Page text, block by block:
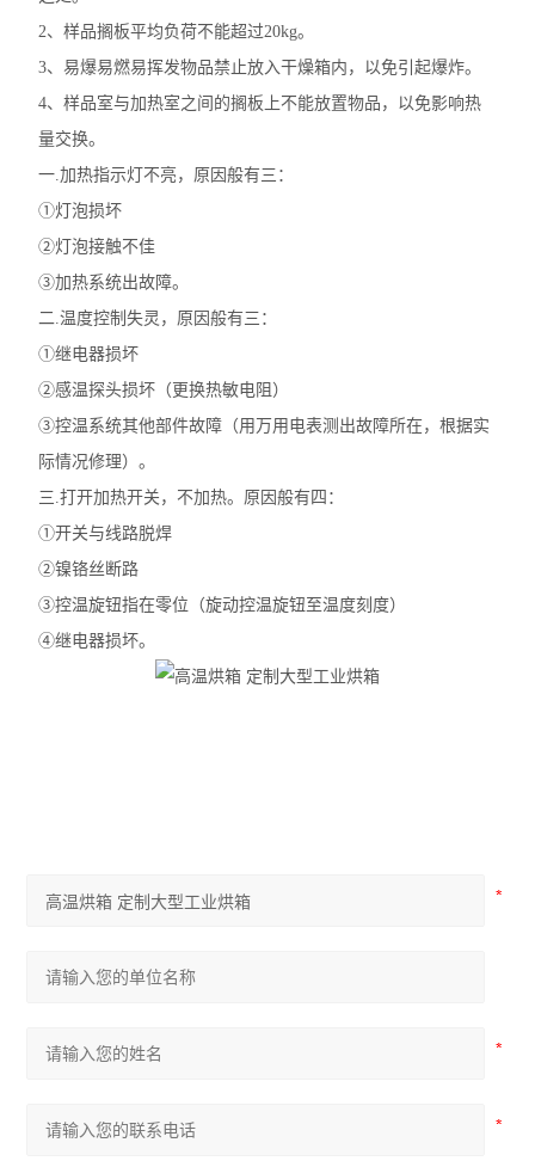
2、样品搁板平均负荷不能超过20kg。
3、易爆易燃易挥发物品禁止放入干燥箱内，以免引起爆炸。
4、样品室与加热室之间的搁板上不能放置物品，以免影响热
量交换。
一.加热指示灯不亮，原因般有三：
①灯泡损坏
②灯泡接触不佳
③加热系统出故障。
二.温度控制失灵，原因般有三：
①继电器损坏
②感温探头损坏（更换热敏电阻）
③控温系统其他部件故障（用万用电表测出故障所在，根据实
际情况修理）。
三.打开加热开关，不加热。原因般有四：
①开关与线路脱焊
②镍铬丝断路
③控温旋钮指在零位（旋动控温旋钮至温度刻度）
④继电器损坏。